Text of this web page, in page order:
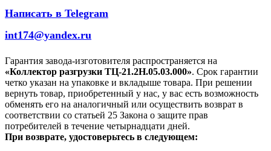
Написать в Telegram
int174@yandex.ru
Гарантия завода-изготовителя распространяется на
«Коллектор разгрузки ТЦ-21.2Н.05.03.000». Срок гарантии
четко указан на упаковке и вкладыше товара. При решении
вернуть товар, приобретенный у нас, у вас есть возможность
обменять его на аналогичный или осуществить возврат в
соответствии со статьей 25 Закона о защите прав
потребителей в течение четырнадцати дней.
При возврате, удостоверьтесь в следующем: